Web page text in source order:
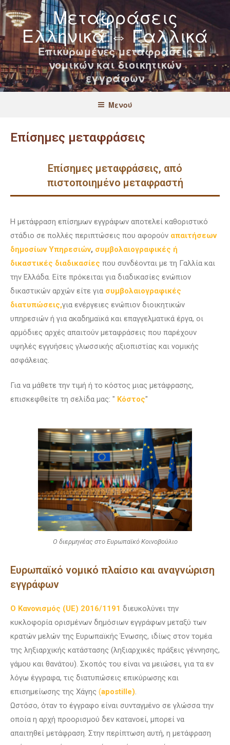
Μεταφράσεις
Ελληνικά ⇔ Γαλλικά
Επικυρωμένες μεταφράσεις
νομικών και διοικητικών
εγγράφων
Μενού
Επίσημες μεταφράσεις
Επίσημες μεταφράσεις, από
πιστοποιημένο μεταφραστή
Η μετάφραση επίσημων εγγράφων αποτελεί καθοριστικό
στάδιο σε πολλές περιπτώσεις που αφορούν απαιτήσεων
δημοσίων Υπηρεσιών, συμβολαιογραφικές ή
δικαστικές διαδικασίες που συνδέονται με τη Γαλλία και
την Ελλάδα. Είτε πρόκειται για διαδικασίες ενώπιον
δικαστικών αρχών είτε για συμβολαιογραφικές
διατυπώσεις,για ενέργειες ενώπιον διοικητικών
υπηρεσιών ή για ακαδημαϊκά και επαγγελματικά έργα, οι
αρμόδιες αρχές απαιτούν μεταφράσεις που παρέχουν
υψηλές εγγυήσεις γλωσσικής αξιοπιστίας και νομικής
ασφάλειας.
Για να μάθετε την τιμή ή το κόστος μιας μετάφρασης,
επισκεφθείτε τη σελίδα μας: " Κόστος"
Ο διερμηνέας στο Ευρωπαϊκό Κοινοβούλιο
Ευρωπαϊκό νομικό πλαίσιο και αναγνώριση
εγγράφων
Ο Κανονισμός (UE) 2016/1191 διευκολύνει την
κυκλοφορία ορισμένων δημόσιων εγγράφων μεταξύ των
κρατών μελών της Ευρωπαϊκής Ένωσης, ιδίως στον τομέα
της ληξιαρχικής κατάστασης (ληξιαρχικές πράξεις γέννησης,
γάμου και θανάτου). Σκοπός του είναι να μειώσει, για τα εν
λόγω έγγραφα, τις διατυπώσεις επικύρωσης και
επισημείωσης της Χάγης (apostille)
Ωστόσο, όταν το έγγραφο είναι συνταγμένο σε γλώσσα την
οποία η αρχή προορισμού δεν κατανοεί, μπορεί να
απαιτηθεί μετάφραση. Στην περίπτωση αυτή, η μετάφραση